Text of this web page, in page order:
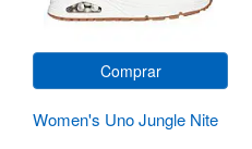
Comprar
Women's Uno Jungle Nite